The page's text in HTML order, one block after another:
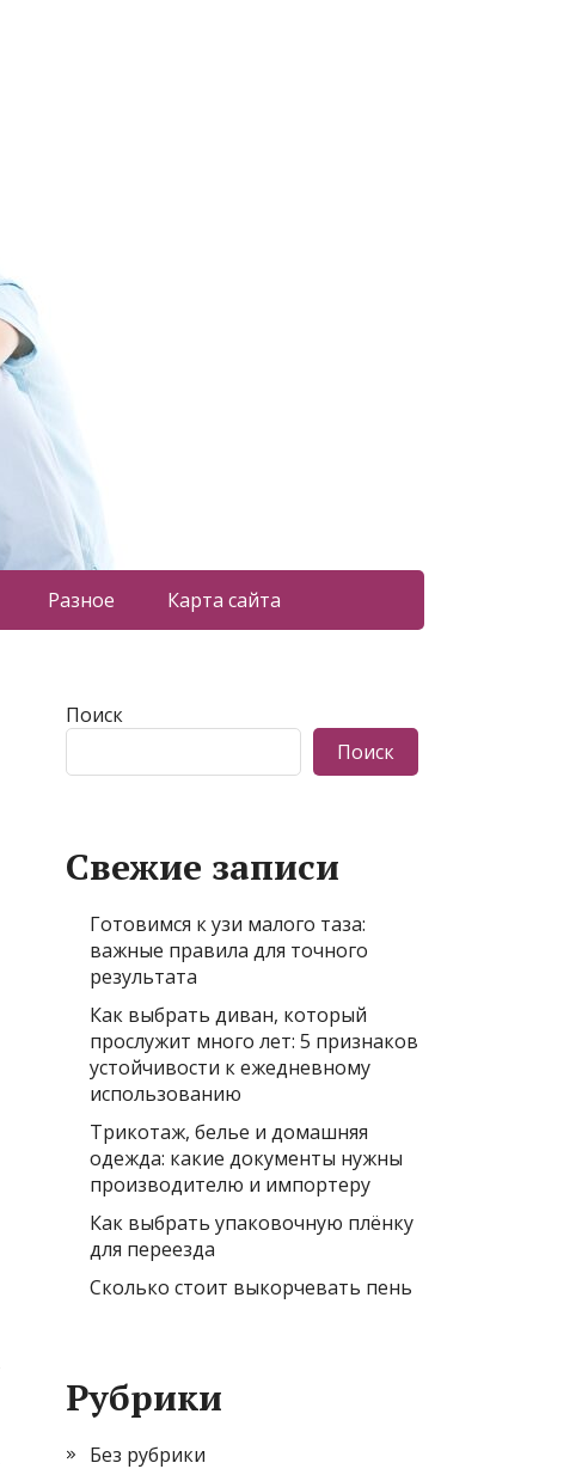
Разное Карта сайта
Поиск
Поиск
Свежие записи
Готовимся к узи малого таза:
важные правила для точного
результата
Как выбрать диван, который
прослужит много лет: 5 признаков
устойчивости к ежедневному
использованию
Трикотаж, белье и домашняя
одежда: какие документы нужны
производителю и импортеру
Как выбрать упаковочную плёнку
для переезда
Сколько стоит выкорчевать пень
Рубрики
Без рубрики